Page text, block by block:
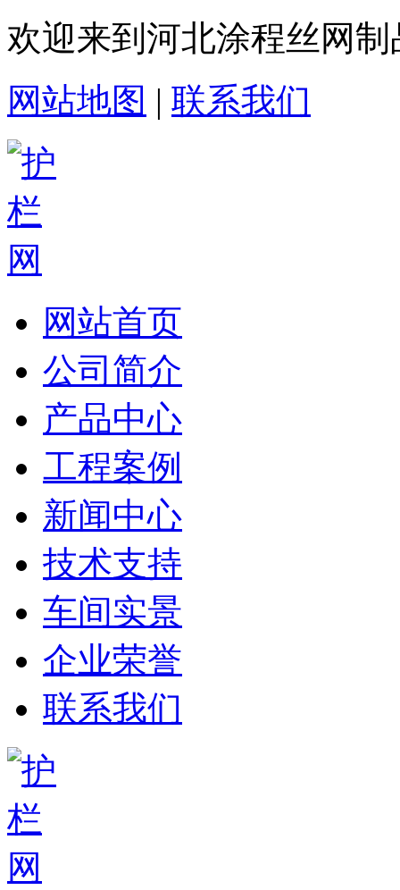
欢迎来到河北涂程丝网
网站地图 | 联系我们
网站首页
公司简介
产品中心
工程案例
新闻中心
技术支持
车间实景
企业荣誉
联系我们